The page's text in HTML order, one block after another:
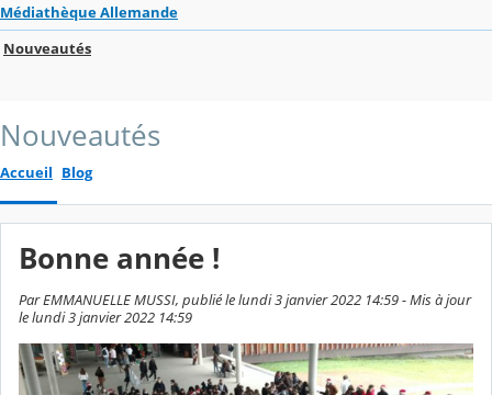
Médiathèque Allemande
Nouveautés
Nouveautés
Accueil Blog
Bonne année !
Par EMMANUELLE MUSSI, publié le lundi 3 janvier 2022 14:59 - Mis à jour
le lundi 3 janvier 2022 14:59